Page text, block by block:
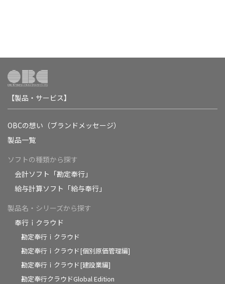
【製品・サービス】
OBCの想い（ブランドメッセージ）
製品一覧
ソフトの種類から探す
会計ソフト「勘定奉行」
給与計算ソフト「給与奉行」
製品名・シリーズから探す
奉行ｉクラウド
勘定奉行ｉクラウド
勘定奉行ｉクラウド[個別原価管理編]
勘定奉行ｉクラウド[建設業編]
勘定奉行クラウドGlobal Edition